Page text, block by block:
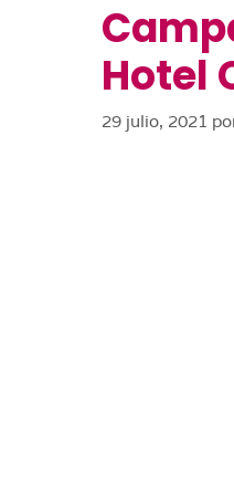
Hotel
29 julio, 2021